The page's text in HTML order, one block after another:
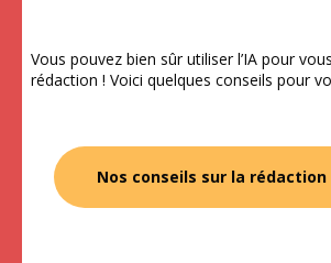
Vous pouvez bien sûr utiliser l’IA pour
rédaction ! Voici quelques conseils pour
Nos conseils sur la rédaction